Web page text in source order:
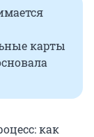
карты
как